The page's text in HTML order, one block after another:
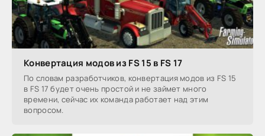
Конвертация модов из FS 15 в FS 17
По словам разработчиков, конвертация модов из FS 15
в FS 17 будет очень простой и не займет много
времени, сейчас их команда работает над этим
вопросом.